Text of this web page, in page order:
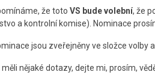
že toto VS bude volební, že
a kontrolní komise). Nominace
jsou zveřejněny ve složce volby
nějaké dotazy, dejte mi, prosím,